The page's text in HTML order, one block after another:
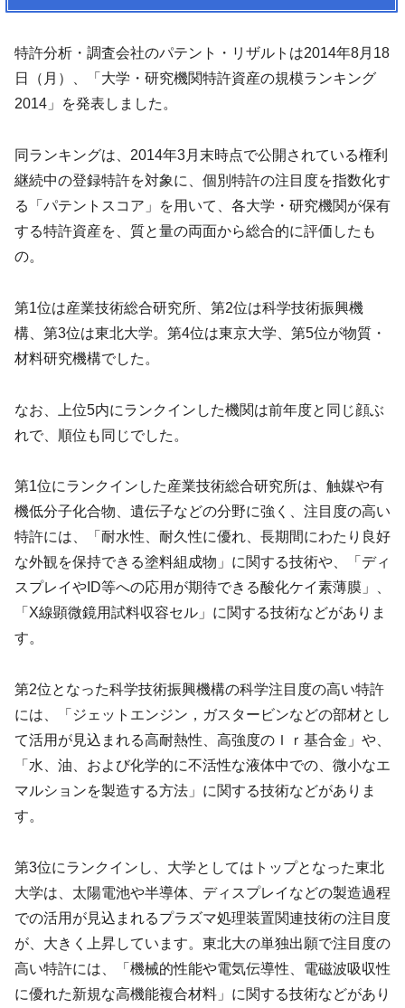
特許分析・調査会社のパテント・リザルトは2014年8月18
日（月）、「大学・研究機関特許資産の規模ランキング
2014」を発表しました。
同ランキングは、2014年3月末時点で公開されている権利
継続中の登録特許を対象に、個別特許の注目度を指数化す
る「パテントスコア」を用いて、各大学・研究機関が保有
する特許資産を、質と量の両面から総合的に評価したも
の。
第1位は産業技術総合研究所、第2位は科学技術振興機
構、第3位は東北大学。第4位は東京大学、第5位が物質・
材料研究機構でした。
なお、上位5内にランクインした機関は前年度と同じ顔ぶ
れで、順位も同じでした。
第1位にランクインした産業技術総合研究所は、触媒や有
機低分子化合物、遺伝子などの分野に強く、注目度の高い
特許には、「耐水性、耐久性に優れ、長期間にわたり良好
な外観を保持できる塗料組成物」に関する技術や、「ディ
スプレイやID等への応用が期待できる酸化ケイ素薄膜」、
「X線顕微鏡用試料収容セル」に関する技術などがありま
す。
第2位となった科学技術振興機構の科学注目度の高い特許
には、「ジェットエンジン，ガスタービンなどの部材とし
て活用が見込まれる高耐熱性、高強度のＩｒ基合金」や、
「水、油、および化学的に不活性な液体中での、微小なエ
マルションを製造する方法」に関する技術などがありま
す。
第3位にランクインし、大学としてはトップとなった東北
大学は、太陽電池や半導体、ディスプレイなどの製造過程
での活用が見込まれるプラズマ処理装置関連技術の注目度
が、大きく上昇しています。東北大の単独出願で注目度の
高い特許には、「機械的性能や電気伝導性、電磁波吸収性
に優れた新規な高機能複合材料」に関する技術などがあり